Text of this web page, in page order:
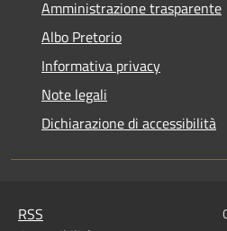
Amministrazione trasparente
Albo Pretorio
Informativa privacy
Note legali
Dichiarazione di accessibilità
RSS